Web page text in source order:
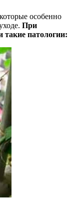
особенно
При
патологии: